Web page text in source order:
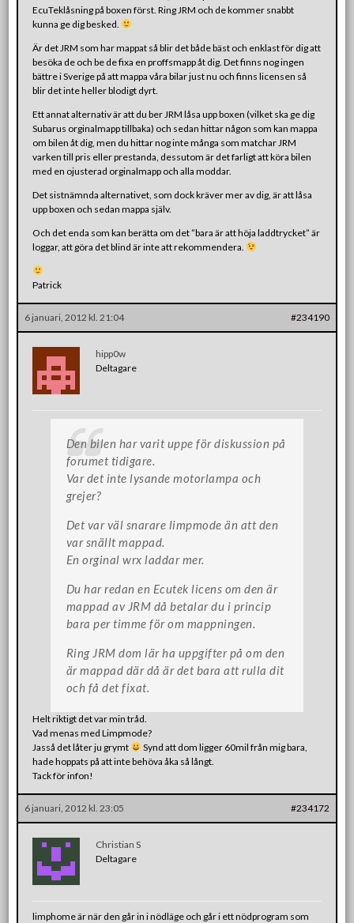
EcuTeklåsning på boxen först. Ring JRM och de kommer snabbt
kunna ge dig besked.
Är det JRM som har mappat så blir det både bäst och enklast för dig att
besöka de och be de fixa en proffsmapp åt dig. Det finns nog ingen
bättre i Sverige på att mappa våra bilar just nu och finns licensen så
blir det inte heller blodigt dyrt.
Ett annat alternativ är att du ber JRM låsa upp boxen (vilket ska ge dig
Subarus orginalmapp tillbaka) och sedan hittar någon som kan mappa
om bilen åt dig, men du hittar nog inte många som matchar JRM
varken till pris eller prestanda, dessutom är det farligt att köra bilen
med en ojusterad orginalmapp och alla moddar.
Det sistnämnda alternativet, som dock kräver mer av dig, är att låsa
upp boxen och sedan mappa själv.
Och det enda som kan berätta om det ”bara är att höja laddtrycket” är
loggar, att göra det blind är inte att rekommendera.
Patrick
6 januari, 2012 kl. 21:04 #234190
hipp0w
Deltagare
Den bilen har varit uppe för diskussion på
forumet tidigare.
Var det inte lysande motorlampa och
grejer?
Det var väl snarare limpmode än att den
var snällt mappad.
En orginal wrx laddar mer.
Du har redan en Ecutek licens om den är
mappad av JRM då betalar du i princip
bara per timme för om mappningen.
Ring JRM dom lär ha uppgifter på om den
är mappad där då är det bara att rulla dit
och få det fixat.
Helt riktigt det var min tråd.
Vad menas med Limpmode?
Jasså det låter ju grymt
Synd att dom ligger 60mil från mig bara,
hade hoppats på att inte behöva åka så långt.
Tack för infon!
6 januari, 2012 kl. 23:05 #234172
Christian S
Deltagare
limphome är när den går in i nödläge och går i ett nödprogram som